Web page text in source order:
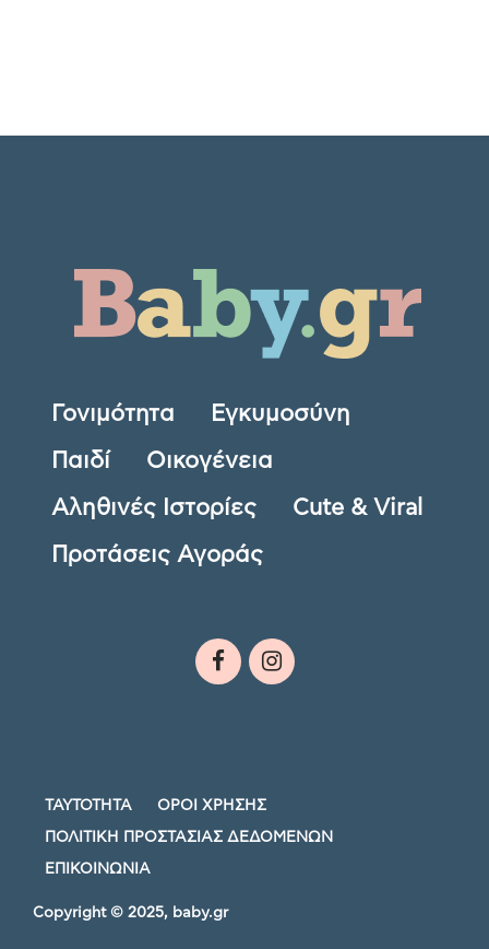
Γονιμότητα Εγκυμοσύνη
Παιδί Οικογένεια
Αληθινές Ιστορίες Cute & Viral
Προτάσεις Αγοράς
ΤΑΥΤΟΤΗΤΑ ΟΡΟΙ ΧΡΗΣΗΣ
ΠΟΛΙΤΙΚΗ ΠΡΟΣΤΑΣΙΑΣ ΔΕΔΟΜΕΝΩΝ
ΕΠΙΚΟΙΝΩΝΙΑ
Copyright © 2025, baby.gr